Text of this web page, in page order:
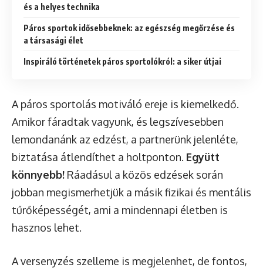
és a helyes technika
Páros sportok idősebbeknek: az egészség megőrzése és
a társasági élet
Inspiráló történetek páros sportolókról: a siker útjai
A páros sportolás motiváló ereje is kiemelkedő.
Amikor fáradtak vagyunk, és legszívesebben
lemondanánk az edzést, a partnerünk jelenléte,
biztatása átlendíthet a holtponton. Együtt
könnyebb! Ráadásul a közös edzések során
jobban megismerhetjük a másik fizikai és mentális
tűrőképességét, ami a mindennapi életben is
hasznos lehet.
A versenyzés szelleme is megjelenhet, de fontos,